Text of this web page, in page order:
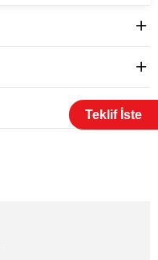
Teklif İste